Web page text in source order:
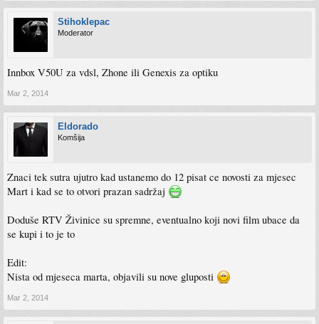
Stihoklepac
Moderator
Innbox V50U za vdsl, Zhone ili Genexis za optiku
Mar 2, 2014
Eldorado
Komšija
Znaci tek sutra ujutro kad ustanemo do 12 pisat ce novosti za mjesec
Mart i kad se to otvori prazan sadržaj
Doduše RTV Živinice su spremne, eventualno koji novi film ubace da
se kupi i to je to
Edit:
Nista od mjeseca marta, objavili su nove gluposti
Mar 2, 2014